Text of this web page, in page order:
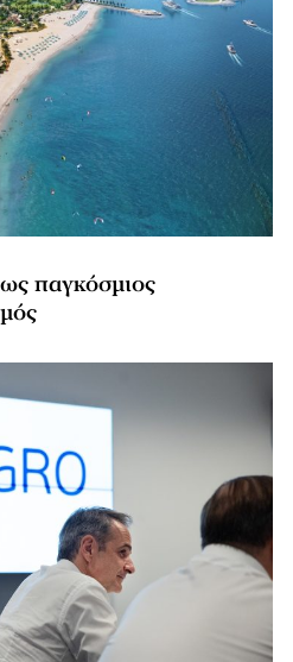
παγκόσμιος